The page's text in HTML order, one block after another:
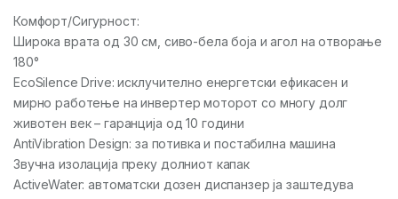
Комфорт/Сигурност:
Широка врата од 30 см, сиво-бела боја и агол на отворање
180°
EcoSilence Drive: исклучително енергетски ефикасен и
мирно работење на инвертер моторот со многу долг
животен век – гаранција од 10 години
AntiVibration Design: за потивка и постабилна машина
Звучна изолација преку долниот капак
ActiveWater: автоматски дозен диспанзер ја заштедува